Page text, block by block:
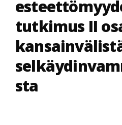
tutkimus II
sta